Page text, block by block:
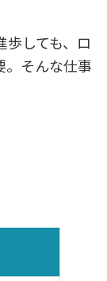
しても、ロ
。そんな仕事